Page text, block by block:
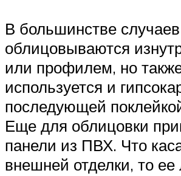
В большинстве
облицовываются
или профилем, но
используется и
последующей
Еще для облицовки
панели из ПВХ. Что
внешней отделки, то